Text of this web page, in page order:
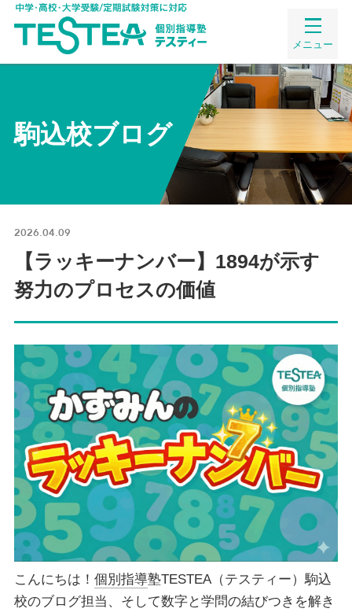
メニュー
駒込校ブログ
2026.04.09
【ラッキーナンバー】1894が示す
努力のプロセスの価値
こんにちは！ 個別指導塾TESTEA（テスティー）駒込
校のブログ担当、そして数字と学問の結びつきを解き